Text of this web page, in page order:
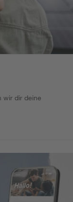
wir dir deine